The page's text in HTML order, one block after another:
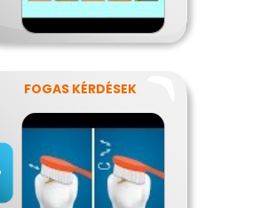
FOGAS KÉRDÉSEK